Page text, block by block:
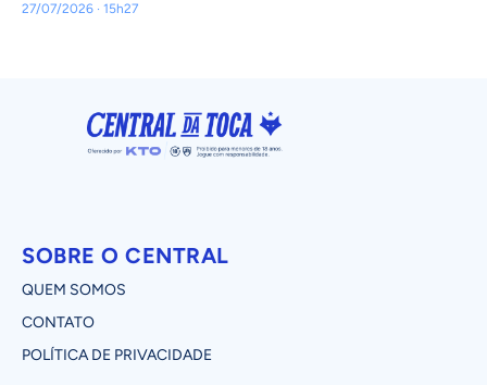
27/07/2026 · 15h27
SOBRE O CENTRAL
QUEM SOMOS
CONTATO
POLÍTICA DE PRIVACIDADE